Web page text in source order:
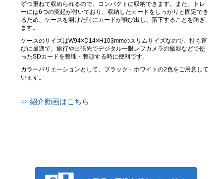
ずつ重ねて収められるので、コンパクトに収納できます。また、トレ
ーには6つの突起が付いており、収納したカードをしっかりと固定でき
るため、ケースを開けた時にカードが飛び出し、落下することを防ぎ
ます。
ケースのサイズはW94×D14×H103mmのスリムサイズなので、持ち運
びに最適で、旅行や出張先でデジタル一眼レフカメラの撮影などで使
ったSDカードを整理・整頓する時に便利です。
カラーバリエーションとして、ブラック・ホワイトの2色をご用意して
います。
⇒ 紹介動画はこちら